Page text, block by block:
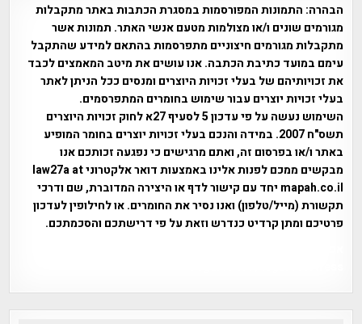
הבהרה: התמונות המפורסמות במסגרת הכתבות באתר מתקבלות
מגורמים שונים ו/או מצולמות מטעם אנשי האתר. תמונות אשר
מתקבלות מגורמים חיצוניים מתפרסמות בהתאם למידע שהתקבל
עימם במועד כתיבת הכתבה. אנו עושים את מיטב המאמצים לכבד
את זכויותיהם של בעלי זכויות היוצרים ומנסים ככל הניתן לאתר
בעלי זכויות יוצרים עבור שימוש בחומרים המתפרסמים.
השימוש נעשה על פי עדכון 5 לסעיף 27א לחוק זכויות היוצרים
תשס"ח 2007. במידה והנכם בעלי זכויות יוצרים בחומר המופיע
באתר ו/או בפרסום זה, ואתם מרגישים כי נפגעה זכותכם אנו
מבקשים ממכם לפנות אלינו באמצעות דואר אלקטרוני law27a at
mapah.co.il יחד עם קישור לדף או היצירה המדוברת, שם ודרכי
תקשורת (מייל/טלפון) ואנו נסיר את החומרים. או לחילופין לעדכון
פרטיכם ומתן קרדיט כנדרש וזאת על פי דרישתכם והסכמתכם.